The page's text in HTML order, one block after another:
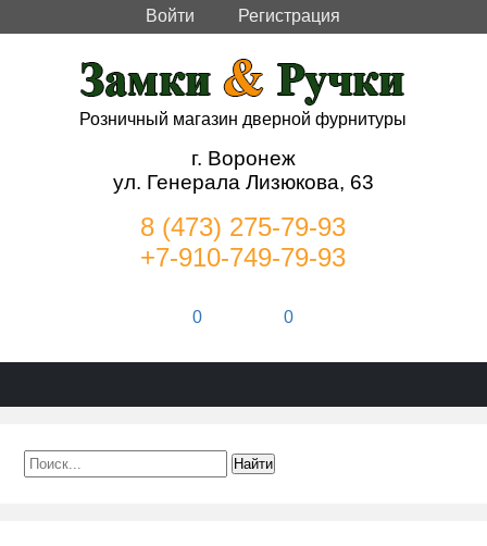
Войти Регистрация
Розничный магазин дверной фурнитуры
г. Воронеж
ул. Генерала Лизюкова, 63
8 (473) 275-79-93
+7-910-749-79-93
0 0